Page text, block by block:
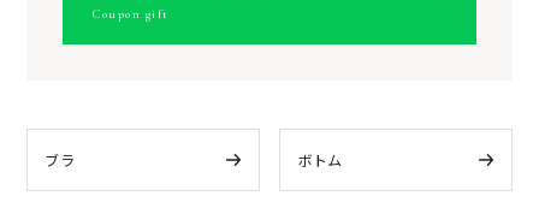
Coupon gift
ブラ ボトム